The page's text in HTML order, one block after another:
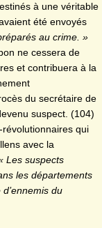
à une véritable
été envoyés
au crime. »
ne cessera de
et contribuera à la
du secrétaire de
suspect. (104)
qui
avec la
Les suspects
les départements
du